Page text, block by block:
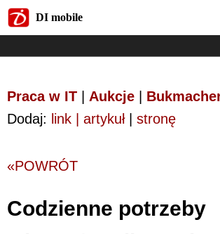
DI mobile
Praca w IT Aukcje
Dodaj: link | artykuł| stronę
«POWRÓT
Codzienne potrzeby
DI mobile